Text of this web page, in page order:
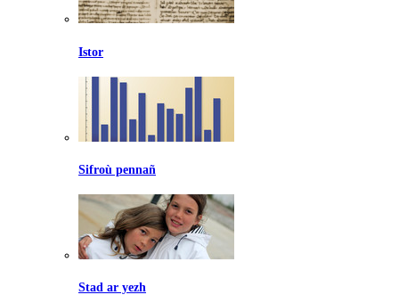
Istor
Sifroù pennañ
Stad ar yezh